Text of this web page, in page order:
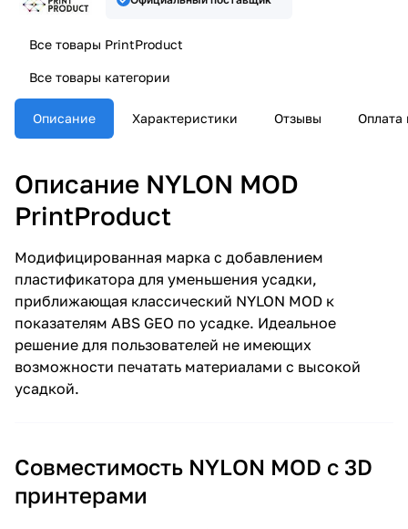
Все товары PrintProduct
Все товары категории
Описание Характеристики Отзывы Оплата
Описание NYLON MOD
PrintProduct
Модифицированная марка с добавлением
пластификатора для уменьшения усадки,
приближающая классический NYLON MOD к
показателям ABS GEO по усадке. Идеальное
решение для пользователей не имеющих
возможности печатать материалами с высокой
усадкой.
Совместимость NYLON MOD c 3D
принтерами